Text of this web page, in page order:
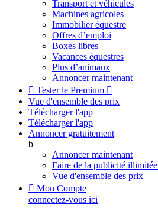
Transport et véhicules
Machines agricoles
Immobilier équestre
Offres d’emploi
Boxes libres
Vacances équestres
Plus d’animaux
Annoncer maintenant
 Tester le Premium 
Vue d'ensemble des prix
Télécharger l'app
Télécharger l'app
Annoncer gratuitement
b
Annoncer maintenant
Faire de la publicité illimitée
Vue d'ensemble des prix
 Mon Compte
connectez-vous ici